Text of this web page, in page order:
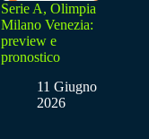
Serie A, Olimpia
Milano Venezia:
preview e
pronostico
11 Giugno
2026